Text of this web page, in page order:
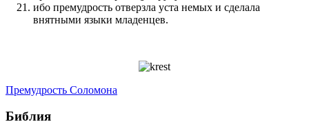
ибо премудрость отверзла уста немых и сделала
внятными языки младенцев.
Премудрость Соломона
Библия